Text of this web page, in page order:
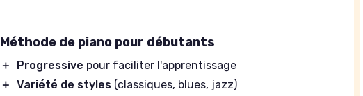
Méthode de piano pour débutants
＋ Progressive pour faciliter l'apprentissage
＋ Variété de styles (classiques, blues, jazz)